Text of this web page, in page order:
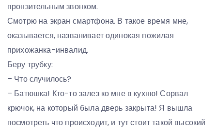
пронзительным звонком.
Смотрю на экран смартфона. В такое время мне,
оказывается, названивает одинокая пожилая
прихожанка-инвалид.
Беру трубку:
– Что случилось?
– Батюшка! Кто-то залез ко мне в кухню! Сорвал
крючок, на который была дверь закрыта! Я вышла
посмотреть что происходит, и тут стоит такой высокий